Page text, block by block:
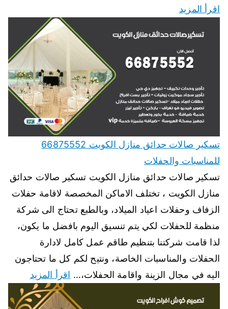
اقرأ المزيد
تسكير صالات حدائق منازل الكويت 66875552
للمناسبات والحفلات
تسكير صالات حدائق منازل الكويت تسكير صالات حدائق
منازل الكويت ، تختلف الاماكن المخصصة لاقامة حفلات
الزفاف وحفلات اعياد الميلاد، وبالطبع تحتاج الى شركة
منظمة للحفلات لكي يتم تنسيق اليوم بافضل ما يكون،
لذا قامت شركتنا بتنظيم طاقم عمل كامل لادارة
الحفلات والمناسبات الخاصة، ونتيح لكم كل ما تحتاجون
اليه في مجال الزينة واقامة الحفلات،… اقرأ المزيد